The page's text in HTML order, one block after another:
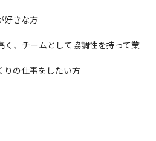
好きな方
く、チームとして協調性を持って業
りの仕事をしたい方